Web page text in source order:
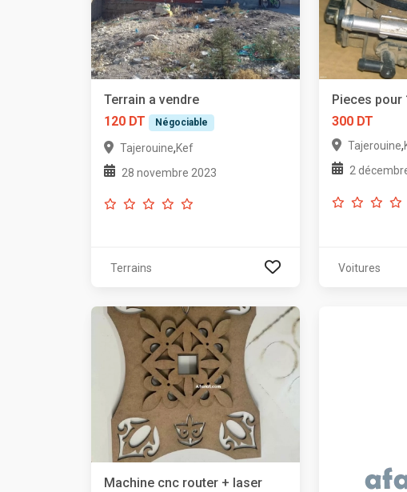
Terrain a vendre
120 DT
Négociable
Tajerouine,Kef
28 novembre 2023
Terrains
Pieces pour
300 DT
Tajerouine,
2
Voitures
Machine cnc router + laser